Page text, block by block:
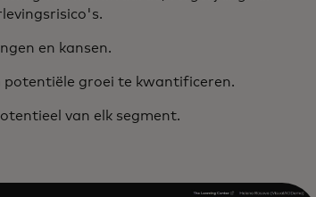
en kansen.
potentiële groei te kwantificeren.
van elk segment.